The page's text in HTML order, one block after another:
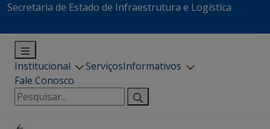
Secretaria de Estado de Infraestrutura e Logística
Institucional ServiçosInformativos
Fale Conosco
Pesquisar
por: